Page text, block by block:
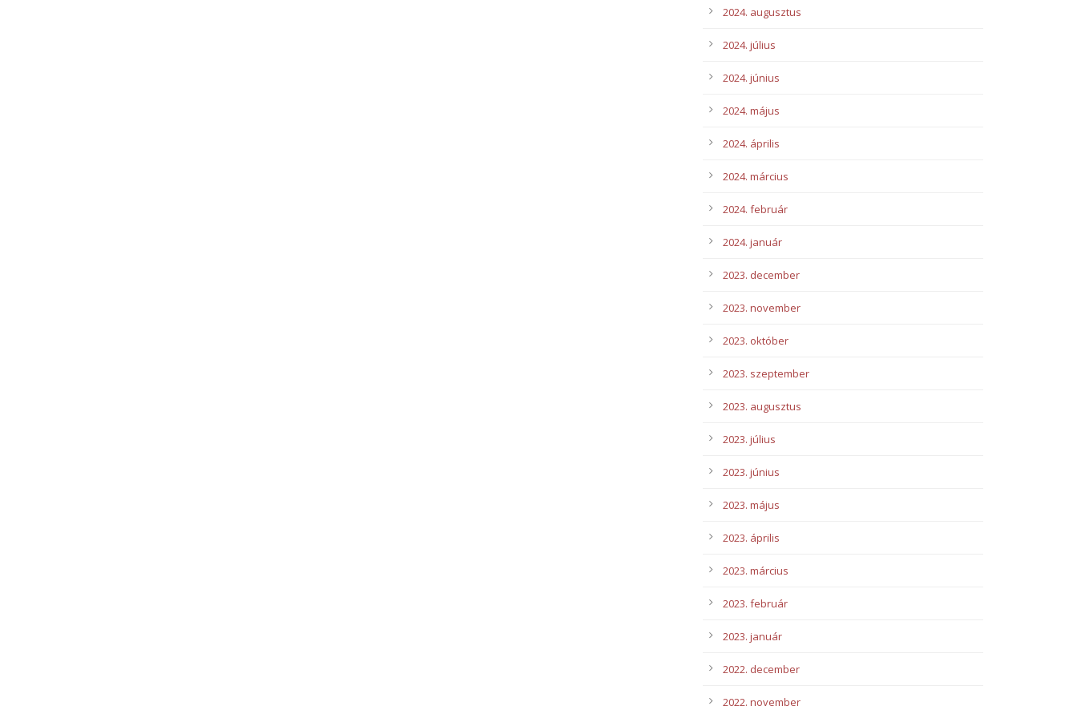
2024. augusztus
2024. július
2024. június
2024. május
2024. április
2024. március
2024. február
2024. január
2023. december
2023. november
2023. október
2023. szeptember
2023. augusztus
2023. július
2023. június
2023. május
2023. április
2023. március
2023. február
2023. január
2022. december
2022. november